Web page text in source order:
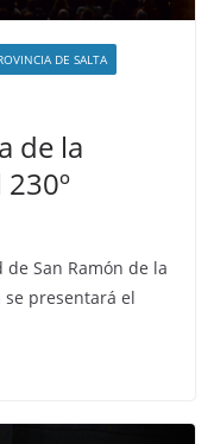
DE SALTA
de la
de San Ramón de la
se presentará el